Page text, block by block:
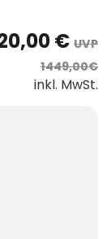
€ UVP
1449,00€
inkl. MwSt.